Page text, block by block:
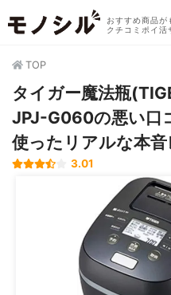
おすすめ商品が
クチコミポイ活
TOP
タイガー魔法瓶
JPJ-G060の悪い口
使ったリアルな本
3.01